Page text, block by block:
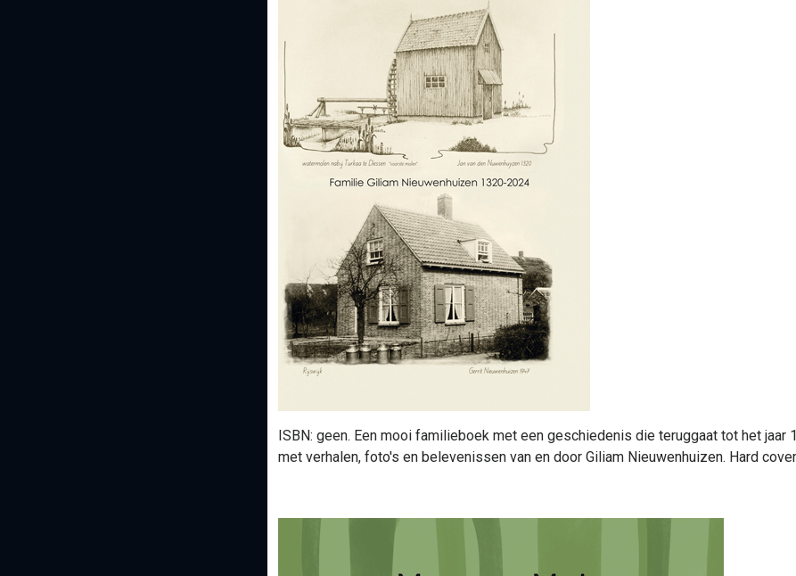
ISBN: geen. Een mooi familieboek met een geschiedenis die teruggaat tot het jaar
met verhalen, foto's en belevenissen van en door Giliam Nieuwenhuizen. Hard